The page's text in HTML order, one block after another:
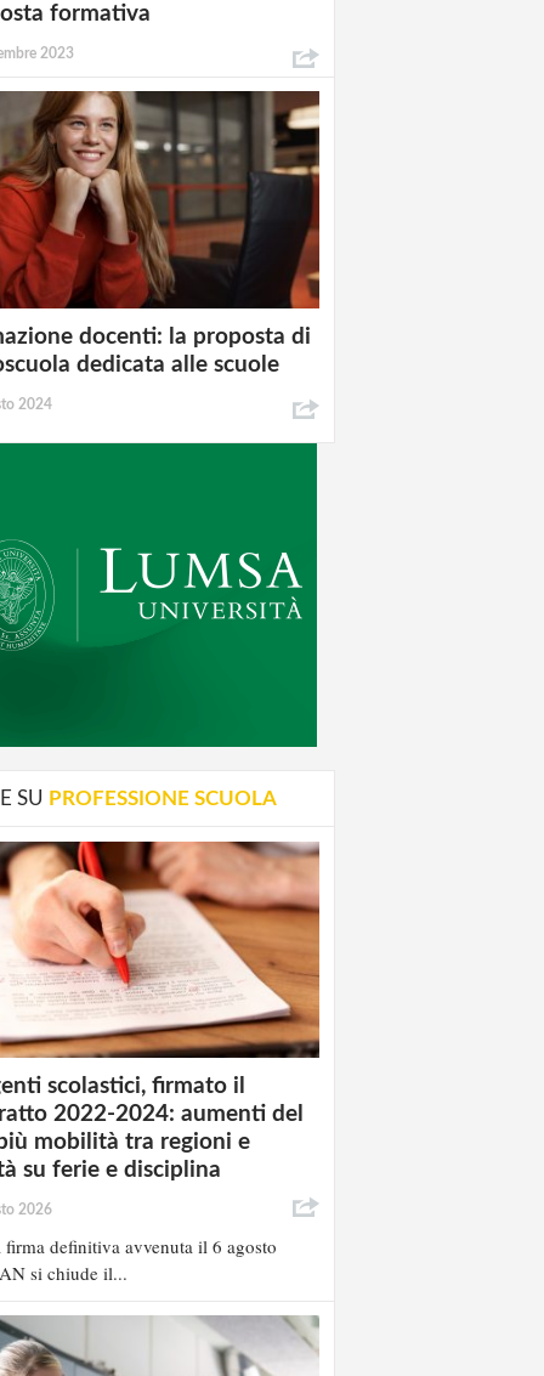
formativa
2023
docenti: la proposta di
dedicata alle scuole
2024
SU PROFESSIONE SCUOLA
scolastici, firmato il
2022-2024: aumenti del
mobilità tra regioni e
su ferie e disciplina
2026
firma definitiva avvenuta il 6 agosto
si chiude il...